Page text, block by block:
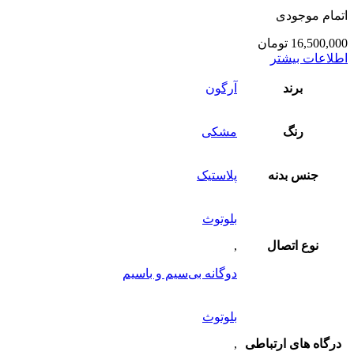
اتمام موجودی
16,500,000 تومان
اطلاعات بیشتر
برند آرگون
رنگ مشکی
جنس بدنه پلاستیک
نوع اتصال
بلوتوث
,
دوگانه بی‌سیم و باسیم
درگاه های ارتباطی
بلوتوث
,